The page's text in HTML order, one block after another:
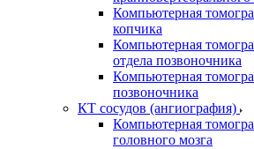
Компьютерная
копчика
Компьютерная
отдела позвоночника
Компьютерная
позвоночника
КТ сосудов (ангиография)
Компьютерная
головного мозга